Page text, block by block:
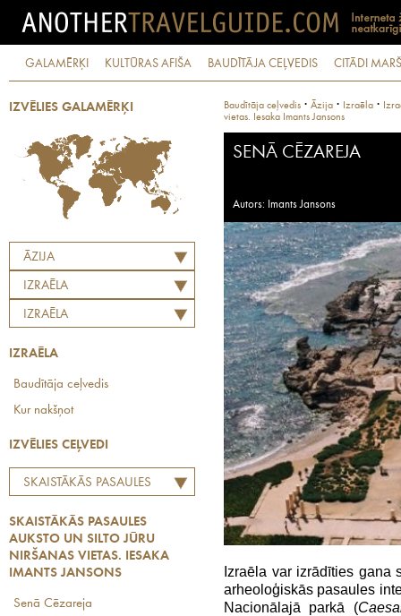
GALAMĒRĶI KULTŪRAS AFIŠA BAUDĪTĀJA CEĻVEDIS CITĀDI
IZVĒLIES GALAMĒRĶI
ĀZIJA
IZRAĒLA
IZRAĒLA
IZRAĒLA
Baudītāja ceļvedis
Kur nakšņot
IZVĒLIES CEĻVEDI
SKAISTĀKĀS PASAULES
NIRŠANAS VIETAS. IESAKA
IMANTS JANSONS
SKAISTĀKĀS PASAULES
AUKSTO UN SILTO JŪRU
NIRŠANAS VIETAS. IESAKA
IMANTS JANSONS
Senā Cēzareja
Baudītāja ceļvedis · Āzija · Izraēla ·
vietas. Iesaka Imants Jansons
SENĀ CĒZAREJA
Autors: Imants Jansons
Izraēla var izrādīties gana
arheoloģiskās pasaules
Nacionālajā parkā (